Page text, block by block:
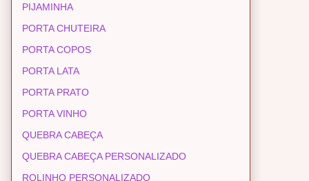
PIJAMINHA
PORTA CHUTEIRA
PORTA COPOS
PORTA LATA
PORTA PRATO
PORTA VINHO
QUEBRA CABEÇA
QUEBRA CABEÇA PERSONALIZADO
ROLINHO PERSONALIZADO